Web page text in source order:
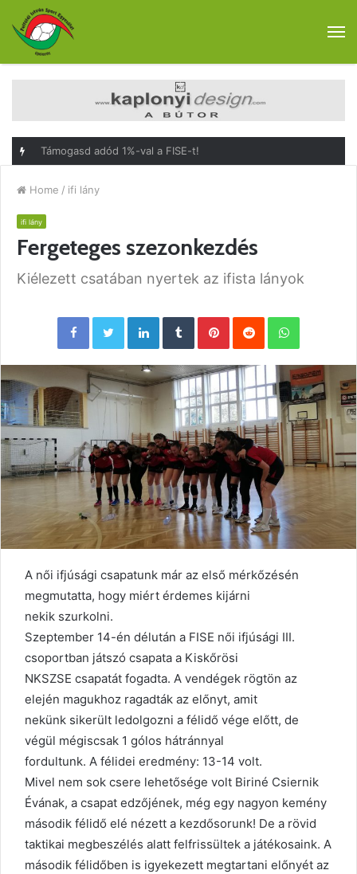
Támogasd adód 1%-val a FISE-t!
Home / ifi lány
ifi lány
Fergeteges szezonkezdés
Kiélezett csatában nyertek az ifista lányok
Facebook Twitter LinkedIn Tumblr Pinterest Reddit
A női ifjúsági csapatunk már az első mérkőzésén
megmutatta, hogy miért érdemes kijárni
nekik szurkolni.
Szeptember 14-én délután a FISE női ifjúsági III.
csoportban játszó csapata a Kiskőrösi
NKSZSE csapatát fogadta. A vendégek rögtön az
elején magukhoz ragadták az előnyt, amit
nekünk sikerült ledolgozni a félidő vége előtt, de
végül mégiscsak 1 gólos hátránnyal
fordultunk. A félidei eredmény: 13-14 volt.
Mivel nem sok csere lehetősége volt Biriné Csiernik
Évának, a csapat edzőjének, még egy nagyon kemény
második félidő elé nézett a kezdősorunk! De a rövid
taktikai megbeszélés alatt felfrissültek a játékosaink. A
második félidőben is igyekezett megtartani előnyét az